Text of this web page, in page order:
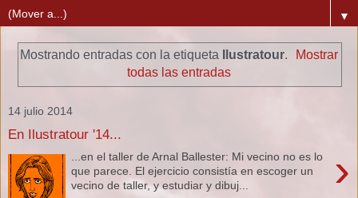
▼
Mostrando entradas con la etiqueta Ilustratour.
Mostrar
todas las entradas
14 julio 2014
En Ilustratour '14...
›
...en el taller de Arnal Ballester: Mi vecino no es lo
que parece. El ejercicio consistía en escoger un
vecino de taller, y estudiar y dibuj...